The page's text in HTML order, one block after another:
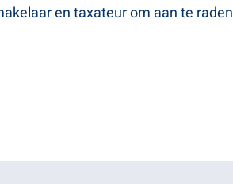
en taxateur om aan te